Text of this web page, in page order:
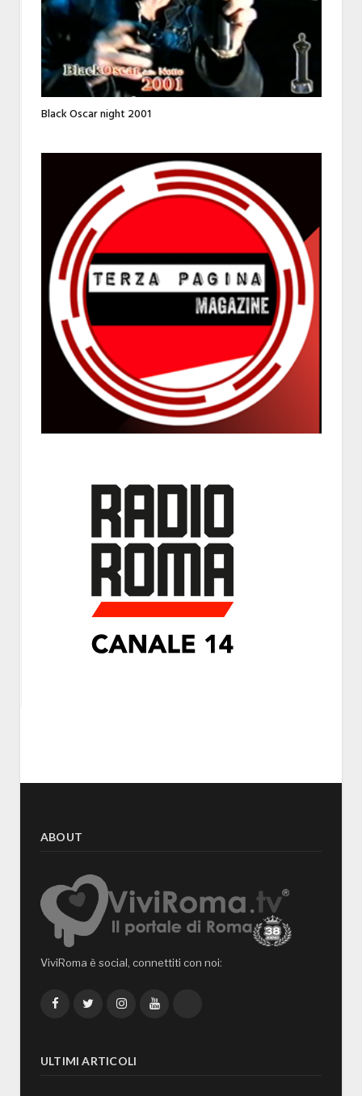
Black Oscar night 2001
ABOUT
ViviRoma è social, connettiti con noi:
FacebookTwitterInstagramYouTube
ULTIMI ARTICOLI